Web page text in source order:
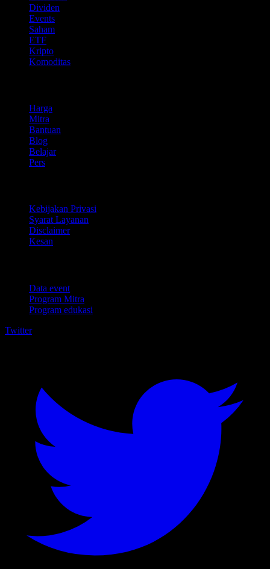
Dividen
Events
Saham
ETF
Kripto
Komoditas
Harga
Mitra
Bantuan
Blog
Belajar
Pers
Kebijakan Privasi
Syarat Layanan
Disclaimer
Kesan
Data event
Program Mitra
Program edukasi
Twitter